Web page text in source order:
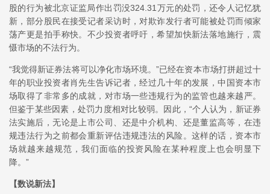
股的行为被北京证监局作出罚没324.31万元的处罚，还令人记忆犹
新，部分股民在接受记者采访时，对欺诈发行者可能被处罚而倾家
荡产更是拍手称快。不少投资者呼吁，希望加快新法落地施行，震
慑市场的不法行为。
“我觉得新证券法将可以净化市场环境。”已经在资本市场打拼超过十
年的职业投资者肖先生告诉记者，经过几十年的发展，中国资本市
场取得了非常多的成就，对市场一些违规行为的监管也越来越严。
但鉴于某些因素，处罚力度相对比较弱。因此，“个人认为，新证券
法实施后，无论是上市公司、还是中介机构、还是董监高等，在违
规违法行为之前都会重新评估违规违法的风险。这样的话，资本市
场就越来越规范，我们面临的投资风险在某种程度上也会明显下
降。”
【数说新法】